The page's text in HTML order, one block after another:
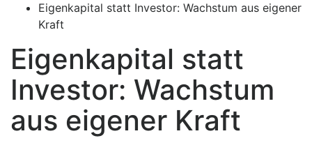
Eigenkapital statt Investor: Wachstum aus eigener
Kraft
Eigenkapital statt
Investor: Wachstum
aus eigener Kraft